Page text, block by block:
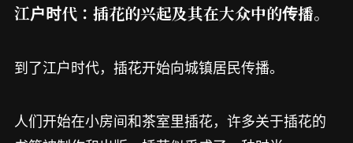
江户时代：插花的兴起及其在大众中的传播。
到了江户时代，插花开始向城镇居民传播。
人们开始在小房间和茶室里插花，许多关于插花的